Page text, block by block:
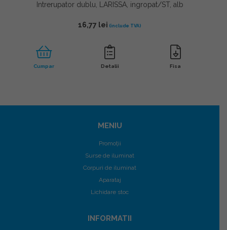
Intrerupator dublu, LARISSA, ingropat/ST, alb
16,77 lei
Cumpar Detalii Fisa
MENIU
Promoții
Surse de iluminat
Corpuri de iluminat
Aparataj
Lichidare stoc
INFORMATII